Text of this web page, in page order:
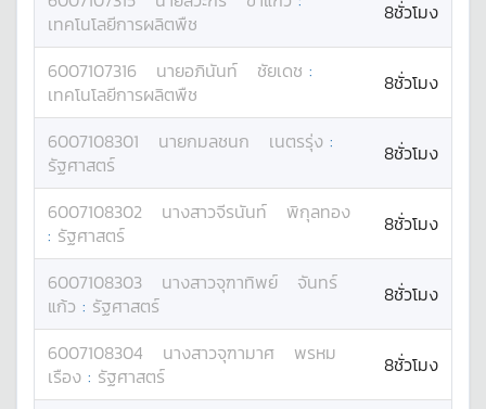
เทคโนโลยีการผลิตพืช
8ชั่วโมง
6007107316 นายอภินันท์ ชัยเดช :
เทคโนโลยีการผลิตพืช
8ชั่วโมง
6007108301 นายกมลชนก เนตรรุ่ง :
รัฐศาสตร์
8ชั่วโมง
6007108302 นางสาวจีรนันท์
พิกุลทอง
: รัฐศาสตร์ 8ชั่วโมง
6007108303 นางสาวจุฑาทิพย์
จันทร์
แก้ว : รัฐศาสตร์ 8ชั่วโมง
6007108304 นางสาวจุฑามาศ
พรหม
เรือง : รัฐศาสตร์ 8ชั่วโมง